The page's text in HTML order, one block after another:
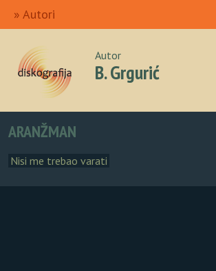
Ulazna
Izvođači
Pjesme
Albumi
Autori
Autor
B. Grgurić
ARANŽMAN
Nisi me trebao varati